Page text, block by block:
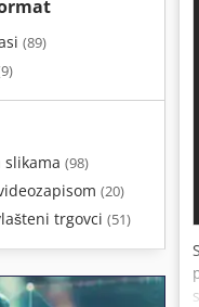
(89)
slikama (98)
(20)
trgovci (51)